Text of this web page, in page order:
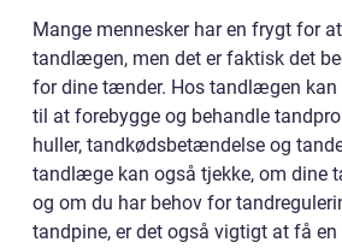
Mange mennesker har en frygt for
tandlægen, men det er faktisk det
for dine tænder. Hos tandlægen
til at forebygge og behandle
huller, tandkødsbetændelse og
tandlæge kan også tjekke, om dine
og om du har behov for
tandpine, er det også vigtigt at få